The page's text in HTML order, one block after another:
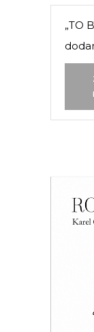
„TO